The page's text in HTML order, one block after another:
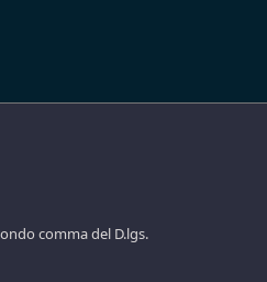
comma del D.lgs.